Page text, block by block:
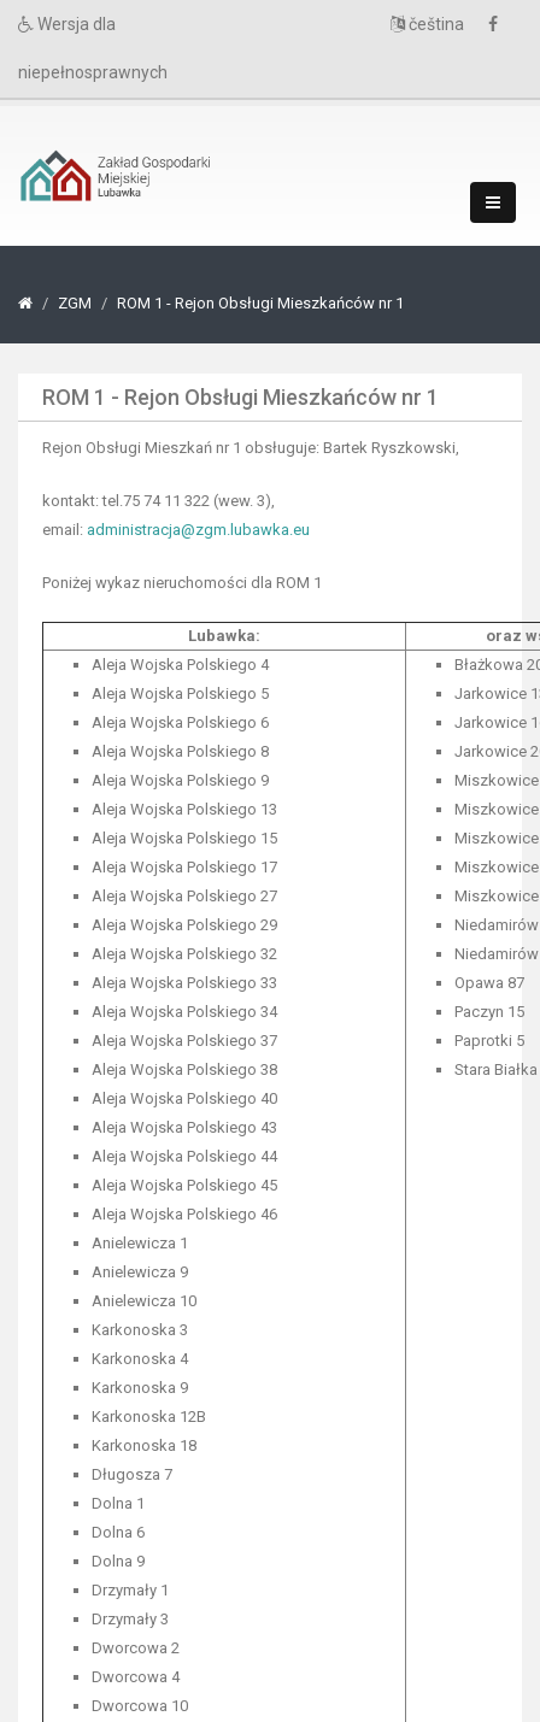
Wersja dla
niepełnosprawnych
čeština
ZGM ROM 1 - Rejon Obsługi Mieszkańców nr 1
ROM 1 - Rejon Obsługi Mieszkańców nr 1
Rejon Obsługi Mieszkań nr 1 obsługuje: Bartek Ryszkowski,
kontakt: tel.75 74 11 322 (wew. 3),
email: administracja@zgm.lubawka.eu
Poniżej wykaz nieruchomości dla ROM 1
Lubawka:
oraz
Aleja Wojska Polskiego 4
Aleja Wojska Polskiego 5
Aleja Wojska Polskiego 6
Aleja Wojska Polskiego 8
Aleja Wojska Polskiego 9
Aleja Wojska Polskiego 13
Aleja Wojska Polskiego 15
Aleja Wojska Polskiego 17
Aleja Wojska Polskiego 27
Aleja Wojska Polskiego 29
Aleja Wojska Polskiego 32
Aleja Wojska Polskiego 33
Aleja Wojska Polskiego 34
Aleja Wojska Polskiego 37
Aleja Wojska Polskiego 38
Aleja Wojska Polskiego 40
Aleja Wojska Polskiego 43
Aleja Wojska Polskiego 44
Aleja Wojska Polskiego 45
Aleja Wojska Polskiego 46
Anielewicza 1
Anielewicza 9
Anielewicza 10
Karkonoska 3
Karkonoska 4
Karkonoska 9
Karkonoska 12B
Karkonoska 18
Długosza 7
Dolna 1
Dolna 6
Dolna 9
Drzymały 1
Drzymały 3
Dworcowa 2
Dworcowa 4
Dworcowa 10
Błażkowa
Jarkowice
Jarkowice
Jarkowice
Miszkowice
Miszkowice
Miszkowice
Miszkowice
Miszkowice
Opawa 87
Paczyn 15
Paprotki 5
Stara